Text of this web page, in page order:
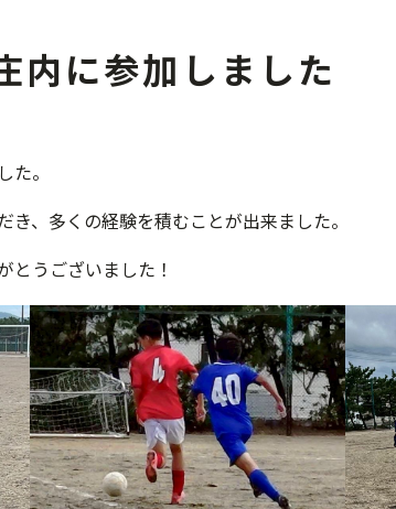
内に参加しました
。
、多くの経験を積むことが出来ました。
とうございました！